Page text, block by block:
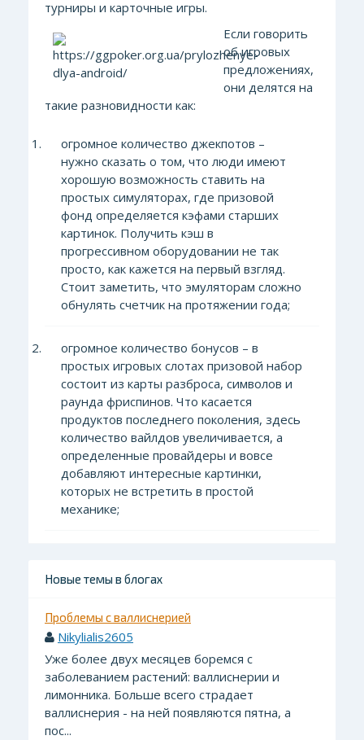
турниры и карточные игры.
Если говорить
об игровых
предложениях,
они делятся на
такие разновидности как:
огромное количество джекпотов –
нужно сказать о том, что люди имеют
хорошую возможность ставить на
простых симуляторах, где призовой
фонд определяется кэфами старших
картинок. Получить кэш в
прогрессивном оборудовании не так
просто, как кажется на первый взгляд.
Стоит заметить, что эмуляторам сложно
обнулять счетчик на протяжении года;
огромное количество бонусов – в
простых игровых слотах призовой набор
состоит из карты разброса, символов и
раунда фриспинов. Что касается
продуктов последнего поколения, здесь
количество вайлдов увеличивается, а
определенные провайдеры и вовсе
добавляют интересные картинки,
которых не встретить в простой
механике;
Новые темы в блогах
Проблемы с валлиснерией
Nikylialis2605
Уже более двух месяцев боремся с
заболеванием растений: валлиснерии и
лимонника. Больше всего страдает
валлиснерия - на ней появляются пятна, а
пос...